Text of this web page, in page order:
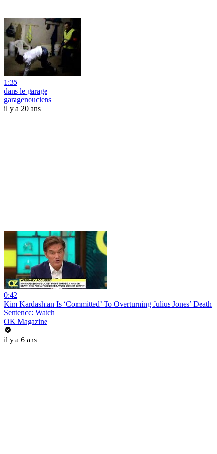
1:35
dans le garage
garagenouciens
il y a 20 ans
0:42
Kim Kardashian Is ‘Committed’ To Overturning Julius Jones’ Death
Sentence: Watch
OK Magazine
il y a 6 ans